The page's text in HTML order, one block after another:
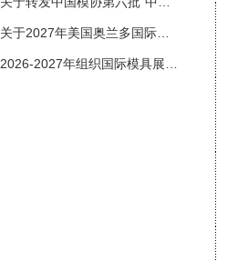
关于2027年美国奥兰多国际塑料展览会（NPE）参展的邀请函
2026-2027年组织国际模具展会一览表